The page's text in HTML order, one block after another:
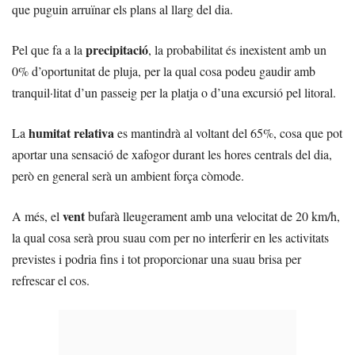
que puguin arruïnar els plans al llarg del dia.
Pel que fa a laprecipitació, la probabilitat és inexistent amb un
0% d’oportunitat de pluja, per la qual cosa podeu gaudir amb
tranquil·litat d’un passeig per la platja o d’una excursió pel litoral.
Lahumitat relativaes mantindrà al voltant del 65%, cosa que pot
aportar una sensació de xafogor durant les hores centrals del dia,
però en general serà un ambient força còmode.
A més, elventbufarà lleugerament amb una velocitat de 20 km/h,
la qual cosa serà prou suau com per no interferir en les activitats
previstes i podria fins i tot proporcionar una suau brisa per
refrescar el cos.